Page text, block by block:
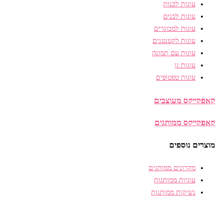
עוגות לבנות
עוגות לבנים
עוגות למבוגרים
עוגות לקטנטנים
עוגות עם תמונה
עוגות גן
עוגות טפטופים
קאפקייקס מעוצבים
קאפקייקס ממותגים
מוצרים נוספים
מקרונים ממותגים
עוגיות ממותגות
נשיקות ממותגות